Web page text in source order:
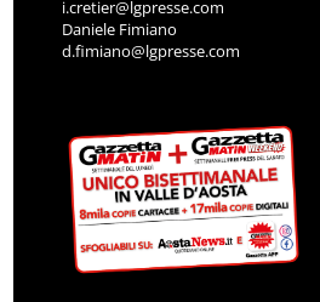
i.cretier@lgpresse.com
Daniele Fimiano
d.fimiano@lgpresse.com